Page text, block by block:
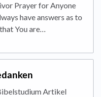
Prayer for Anyone
have answers as to
You are…
Artikel